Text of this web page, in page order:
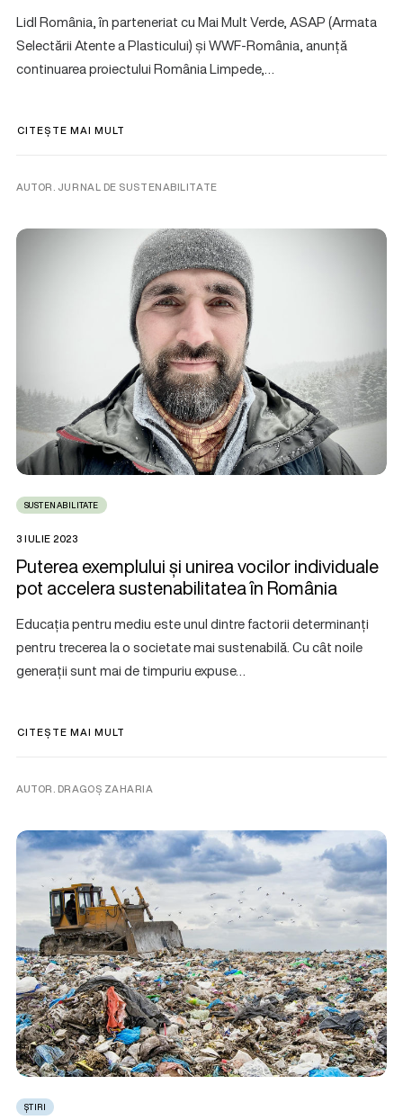
Lidl România, în parteneriat cu Mai Mult Verde, ASAP (Armata
Selectării Atente a Plasticului) și WWF-România, anunță
continuarea proiectului România Limpede,…
CITEȘTE MAI MULT
AUTOR. JURNAL DE SUSTENABILITATE
SUSTENABILITATE
3 IULIE 2023
Puterea exemplului și unirea vocilor individuale
pot accelera sustenabilitatea în România
Educația pentru mediu este unul dintre factorii determinanți
pentru trecerea la o societate mai sustenabilă. Cu cât noile
generații sunt mai de timpuriu expuse…
CITEȘTE MAI MULT
AUTOR. DRAGOȘ ZAHARIA
ȘTIRI